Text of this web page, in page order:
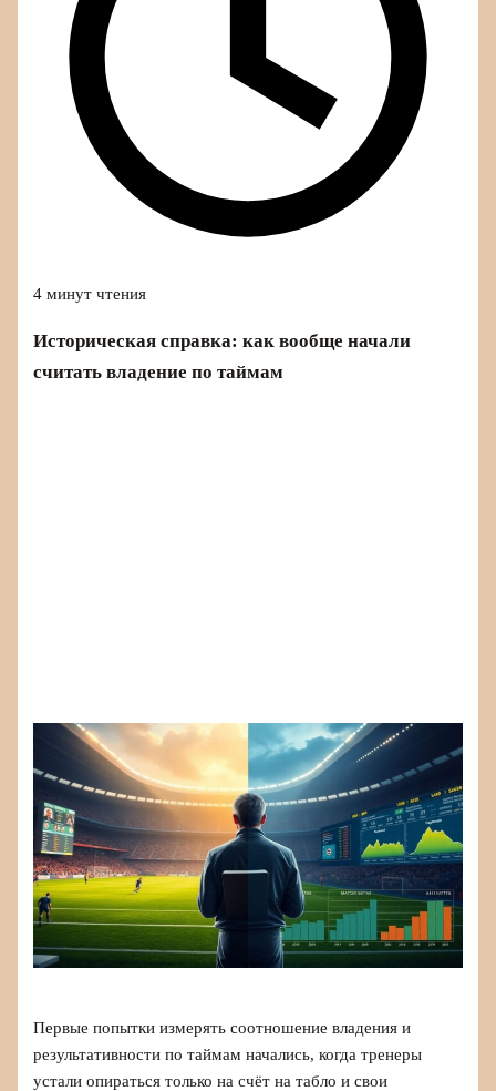
4 минут чтения
Историческая справка: как вообще начали
считать владение по таймам
Первые попытки измерять соотношение владения и
результативности по таймам начались, когда тренеры
устали опираться только на счёт на табло и свои